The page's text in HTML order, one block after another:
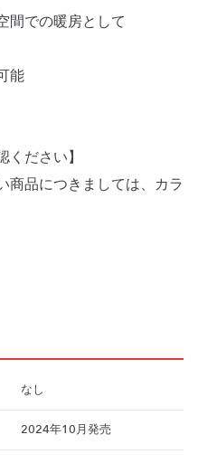
間での暖房として
能
ください】
商品につきましては、カラ
なし
2024年10月発売